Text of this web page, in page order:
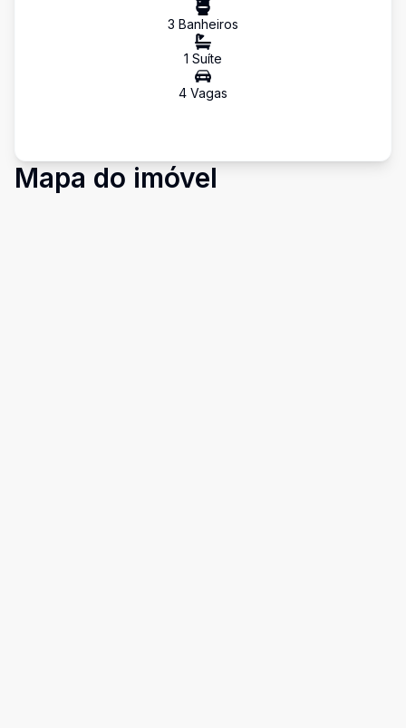
3 Banheiros
1 Suíte
4 Vagas
Mapa do imóvel